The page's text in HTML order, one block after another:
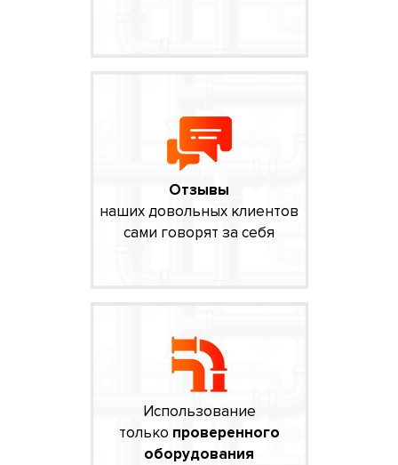
Отзывы
наших довольных клиентов
сами говорят за себя
Использование
только проверенного
оборудования